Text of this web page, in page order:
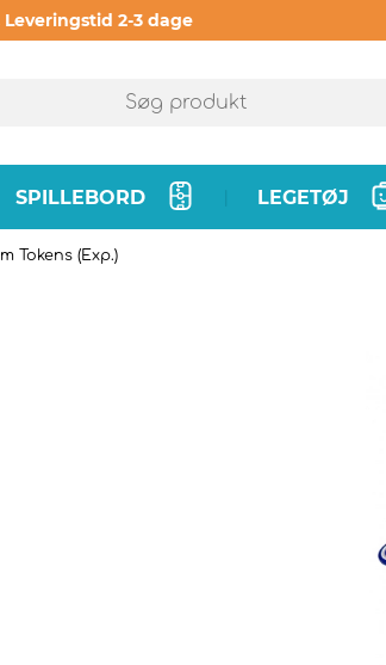
Leveringstid 2-3 dage
SPILLEBORD LEGETØJ
Tokens (Exp.)